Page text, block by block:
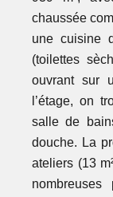
chaussée
une cuisine
(toilettes
ouvrant sur
l’étage, on
salle de
douche. La
ateliers (13
nombreuses